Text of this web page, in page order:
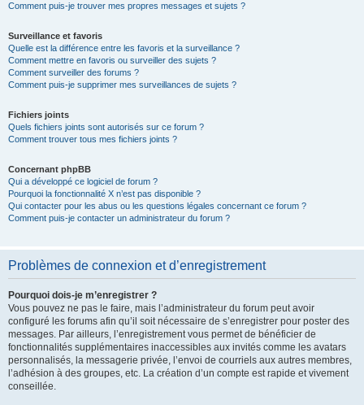
Comment puis-je trouver mes propres messages et sujets ?
Surveillance et favoris
Quelle est la différence entre les favoris et la surveillance ?
Comment mettre en favoris ou surveiller des sujets ?
Comment surveiller des forums ?
Comment puis-je supprimer mes surveillances de sujets ?
Fichiers joints
Quels fichiers joints sont autorisés sur ce forum ?
Comment trouver tous mes fichiers joints ?
Concernant phpBB
Qui a développé ce logiciel de forum ?
Pourquoi la fonctionnalité X n’est pas disponible ?
Qui contacter pour les abus ou les questions légales concernant ce forum ?
Comment puis-je contacter un administrateur du forum ?
Problèmes de connexion et d’enregistrement
Pourquoi dois-je m’enregistrer ?
Vous pouvez ne pas le faire, mais l’administrateur du forum peut avoir
configuré les forums afin qu’il soit nécessaire de s’enregistrer pour poster des
messages. Par ailleurs, l’enregistrement vous permet de bénéficier de
fonctionnalités supplémentaires inaccessibles aux invités comme les avatars
personnalisés, la messagerie privée, l’envoi de courriels aux autres membres,
l’adhésion à des groupes, etc. La création d’un compte est rapide et vivement
conseillée.